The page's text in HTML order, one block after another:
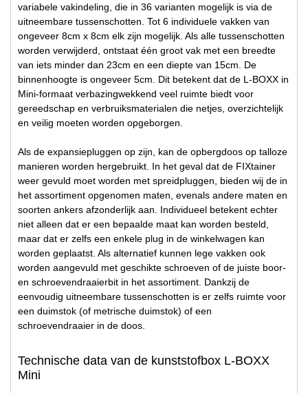
variabele vakindeling, die in 36 varianten mogelijk is via de
uitneembare tussenschotten. Tot 6 individuele vakken van
ongeveer 8cm x 8cm elk zijn mogelijk. Als alle tussenschotten
worden verwijderd, ontstaat één groot vak met een breedte
van iets minder dan 23cm en een diepte van 15cm. De
binnenhoogte is ongeveer 5cm. Dit betekent dat de L-BOXX in
Mini-formaat verbazingwekkend veel ruimte biedt voor
gereedschap en verbruiksmaterialen die netjes, overzichtelijk
en veilig moeten worden opgeborgen.
Als de expansiepluggen op zijn, kan de opbergdoos op talloze
manieren worden hergebruikt. In het geval dat de FIXtainer
weer gevuld moet worden met spreidpluggen, bieden wij de in
het assortiment opgenomen maten, evenals andere maten en
soorten ankers afzonderlijk aan. Individueel betekent echter
niet alleen dat er een bepaalde maat kan worden besteld,
maar dat er zelfs een enkele plug in de winkelwagen kan
worden geplaatst. Als alternatief kunnen lege vakken ook
worden aangevuld met geschikte schroeven of de juiste boor-
en schroevendraaierbit in het assortiment. Dankzij de
eenvoudig uitneembare tussenschotten is er zelfs ruimte voor
een duimstok (of metrische duimstok) of een
schroevendraaier in de doos.
Technische data van de kunststofbox L-BOXX
Mini